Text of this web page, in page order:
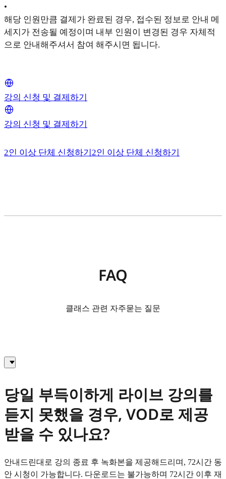
•
해당 인원만큼 결제가 완료된 경우, 접수된 정보로 안내 메
세지가 전송될 예정이며 내부 인원이 변경된 경우 자체적
으로 안내해주셔서 참여 해주시면 됩니다.
강의 신청 및 결제하기
강의 신청 및 결제하기
2인 이상 단체 신청하기2인 이상 단체 신청하기
FAQ
클래스 관련 자주묻는 질문
당일 부득이하게 라이브 강의를
듣지 못했을 경우, VOD로 제공
받을 수 있나요?
안내드린대로 강의 종료 후 녹화본을 제공해드리며, 72시간 동
안 시청이 가능합니다. 다운로드는 불가능하며 72시간 이후 재